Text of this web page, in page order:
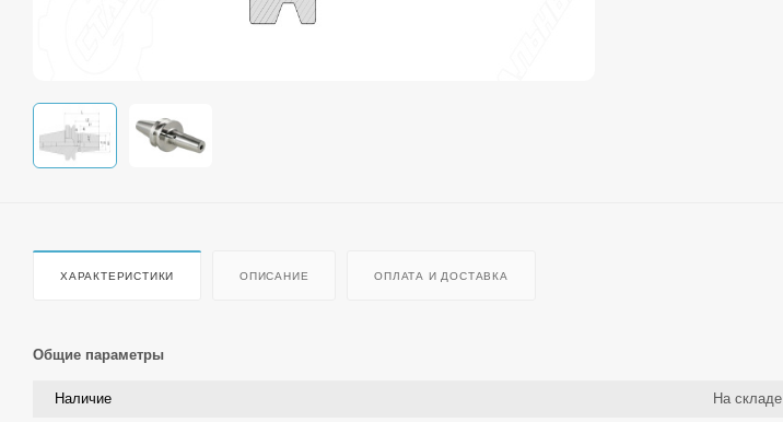
ХАРАКТЕРИСТИКИ ОПИСАНИЕ ОПЛАТА И ДОСТАВКА
Общие параметры
Наличие На складе